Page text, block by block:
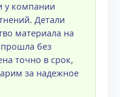
у компании
Детали
материала на
без
точно в срок,
за надежное